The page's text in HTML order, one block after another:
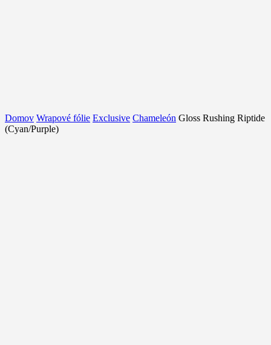
Domov Wrapové fólie Exclusive Chameleón Gloss Rushing Riptide
(Cyan/Purple)